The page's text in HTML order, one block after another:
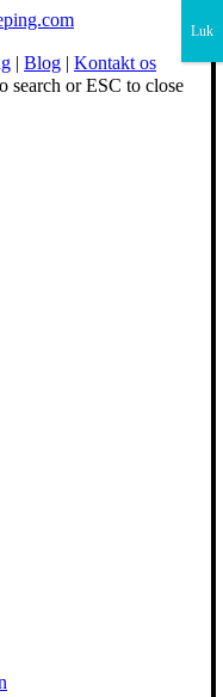
| Blog | Kontakt os
search or ESC to close
×
Luk